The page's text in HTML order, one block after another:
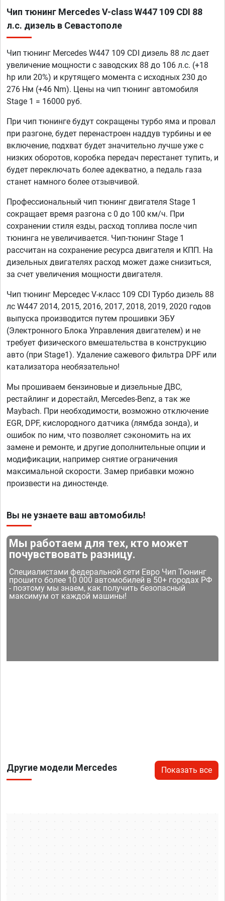
Чип тюнинг Mercedes V-class W447 109 CDI 88
л.с. дизель в Севастополе
Чип тюнинг Mercedes W447 109 CDI дизель 88 лс дает
увеличение мощности с заводских 88 до 106 л.с. (+18
hp или 20%) и крутящего момента с исходных 230 до
276 Нм (+46 Nm). Цены на чип тюнинг автомобиля
Stage 1 = 16000 руб.
При чип тюнинге будут сокращены турбо яма и провал
при разгоне, будет перенастроен наддув турбины и ее
включение, подхват будет значительно лучше уже с
низких оборотов, коробка передач перестанет тупить, и
будет переключать более адекватно, а педаль газа
станет намного более отзывчивой.
Профессиональный чип тюнинг двигателя Stage 1
сокращает время разгона с 0 до 100 км/ч. При
сохранении стиля езды, расход топлива после чип
тюнинга не увеличивается. Чип-тюнинг Stage 1
рассчитан на сохранение ресурса двигателя и КПП. На
дизельных двигателях расход может даже снизиться,
за счет увеличения мощности двигателя.
Чип тюнинг Мерседес V-класс 109 CDI Турбо дизель 88
лс W447 2014, 2015, 2016, 2017, 2018, 2019, 2020 годов
выпуска производится путем прошивки ЭБУ
(Электронного Блока Управления двигателем) и не
требует физического вмешательства в конструкцию
авто (при Stage1). Удаление сажевого фильтра DPF или
катализатора необязательно!
Мы прошиваем бензиновые и дизельные ДВС,
рестайлинг и дорестайл, Mercedes-Benz, а так же
Maybach. При необходимости, возможно отключение
EGR, DPF, кислородного датчика (лямбда зонда), и
ошибок по ним, что позволяет сэкономить на их
замене и ремонте, и другие дополнительные опции и
модификации, например снятие ограничения
максимальной скорости. Замер прибавки можно
произвести на диностенде.
Вы не узнаете ваш автомобиль!
Мы работаем для тех, кто может
почувствовать разницу.
Специалистами федеральной сети Евро Чип Тюнинг
прошито более 10 000 автомобилей в 50+ городах РФ
- поэтому мы знаем, как получить безопасный
максимум от каждой машины!
Другие модели Mercedes Показать все